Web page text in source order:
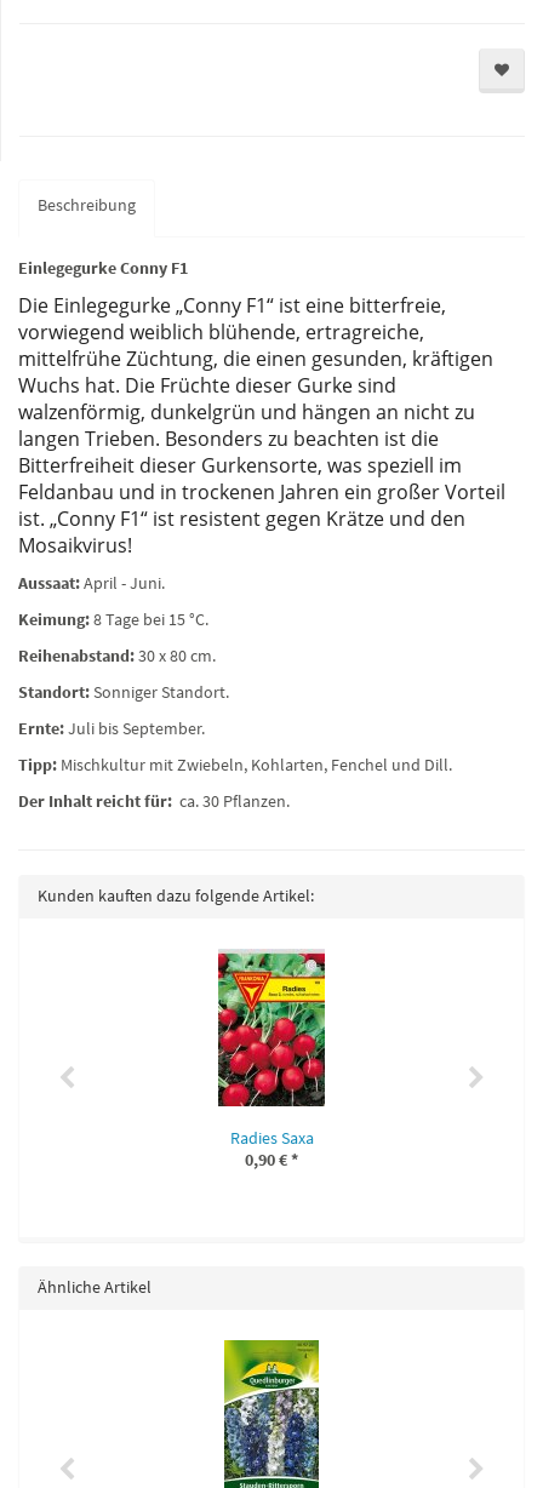
Beschreibung
Einlegegurke Conny F1
Die Einlegegurke „Conny F1“ ist eine bitterfreie,
vorwiegend weiblich blühende, ertragreiche,
mittelfrühe Züchtung, die einen gesunden, kräftigen
Wuchs hat. Die Früchte dieser Gurke sind
walzenförmig, dunkelgrün und hängen an nicht zu
langen Trieben. Besonders zu beachten ist die
Bitterfreiheit dieser Gurkensorte, was speziell im
Feldanbau und in trockenen Jahren ein großer Vorteil
ist. „Conny F1“ ist resistent gegen Krätze und den
Mosaikvirus!
Aussaat:April - Juni.
Keimung:8 Tage bei 15 °C.
Reihenabstand:30 x 80 cm.
Standort:Sonniger Standort.
Ernte:Juli bis September.
Tipp: Mischkultur mit Zwiebeln, Kohlarten, Fenchel und Dill.
Der Inhalt reicht für: ca. 30 Pflanzen.
Kunden kauften dazu folgende Artikel:
Radies Saxa
0,90 €*
Ähnliche Artikel